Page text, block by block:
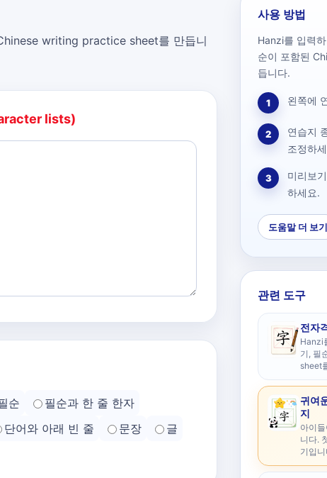
writing practice sheet를 만듭니
lists)
순
필순과 한 줄 한자
단어와 아래 빈 줄 문장
글
사용 방법
Hanzi를 입력
순이 포함된
듭니다.
1 왼쪽에
2
연습지
조정하
3
미리보
하세요.
도움말 더 보기
관련 도구
전자
Hanzi
기, 필
sheet
귀여
지
아이
니다.
기입